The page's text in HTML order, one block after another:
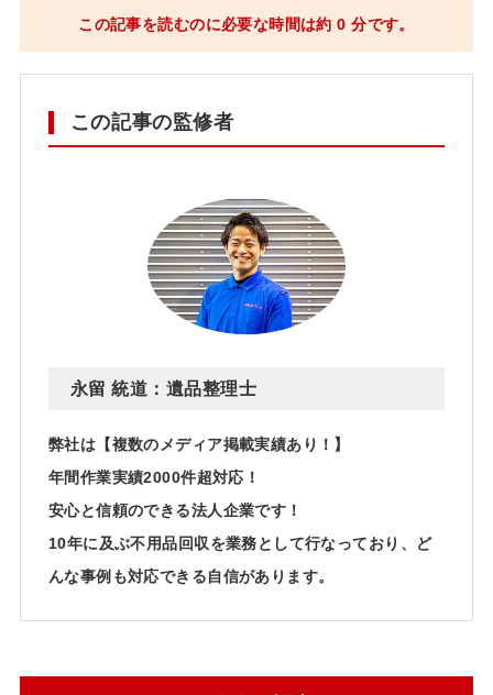
この記事を読むのに必要な時間は約 0 分です。
この記事の監修者
永留 統道：遺品整理士
弊社は【複数のメディア掲載実績あり！】
年間作業実績2000件超対応！
安心と信頼のできる法人企業です！
10年に及ぶ不用品回収を業務として行なっており、ど
んな事例も対応できる自信があります。